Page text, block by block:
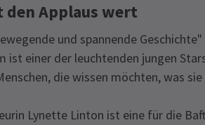
den Applaus wert
und spannende Geschichte"
ist einer der leuchtenden jungen
die wissen möchten, was
Lynette Linton ist eine für die